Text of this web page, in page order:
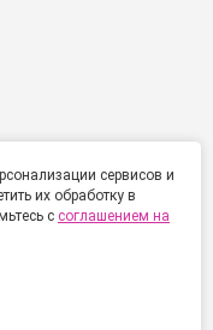
сервисов и
их обработку в
с соглашением на
и всему миру,